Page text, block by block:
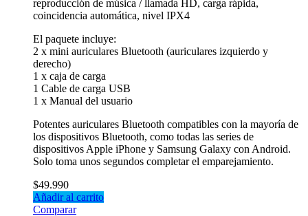
reproducción de música / llamada HD, carga rápida,
coincidencia automática, nivel IPX4
El paquete incluye:
2 x mini auriculares Bluetooth (auriculares izquierdo y
derecho)
1 x caja de carga
1 Cable de carga USB
1 x Manual del usuario
Potentes auriculares Bluetooth compatibles con la mayoría de
los dispositivos Bluetooth, como todas las series de
dispositivos Apple iPhone y Samsung Galaxy con Android.
Solo toma unos segundos completar el emparejamiento.
$49.990
Añadir al carrito
Comparar